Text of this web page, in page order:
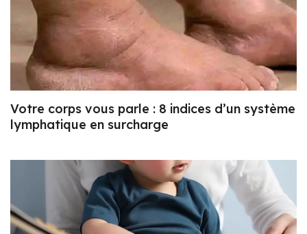
Votre corps vous parle : 8 indices d’un système
lymphatique en surcharge